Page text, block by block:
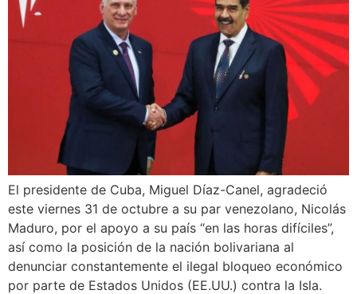
El presidente de Cuba, Miguel Díaz-Canel, agradeció
este viernes 31 de octubre a su par venezolano, Nicolás
Maduro, por el apoyo a su país “en las horas difíciles”,
así como la posición de la nación bolivariana al
denunciar constantemente el ilegal bloqueo económico
por parte de Estados Unidos (EE.UU.) contra la Isla.